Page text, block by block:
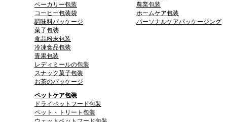
ベーカリー包装
コーヒー包装袋
調味料パッケージ
菓子包装
食品粉末包装
冷凍食品包装
青果包装
レディミールの包装
スナック菓子包装
お茶のパッケージ
農業包装
ホームケア包装
パーソナルケアパッケージング
ペットケア包装
ドライペットフード包装
ペット・トリート包装